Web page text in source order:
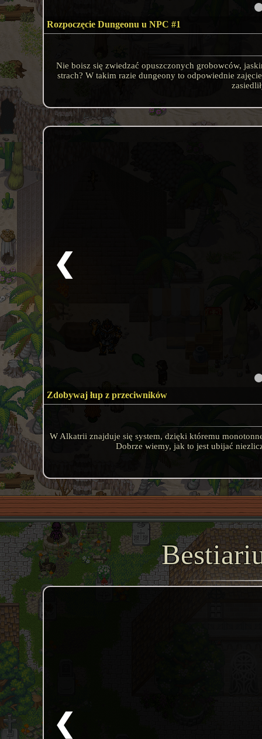
Rozpoczęcie Dungeonu u NPC #1
Nie boisz się zwiedzać opuszczonych grobowców,
strach? W takim razie dungeony to odpowiednie
Zdobywaj łup z przeciwników
❮
W Alkatrii znajduje się system, dzięki któremu
Dobrze wiemy, jak to jest ubijać
❮